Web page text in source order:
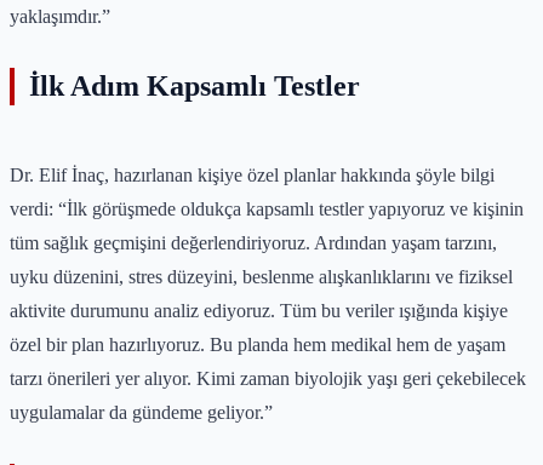
yaklaşımdır.”
İlk Adım Kapsamlı Testler
Dr. Elif İnaç, hazırlanan kişiye özel planlar hakkında şöyle bilgi
verdi: “İlk görüşmede oldukça kapsamlı testler yapıyoruz ve kişinin
tüm sağlık geçmişini değerlendiriyoruz. Ardından yaşam tarzını,
uyku düzenini, stres düzeyini, beslenme alışkanlıklarını ve fiziksel
aktivite durumunu analiz ediyoruz. Tüm bu veriler ışığında kişiye
özel bir plan hazırlıyoruz. Bu planda hem medikal hem de yaşam
tarzı önerileri yer alıyor. Kimi zaman biyolojik yaşı geri çekebilecek
uygulamalar da gündeme geliyor.”